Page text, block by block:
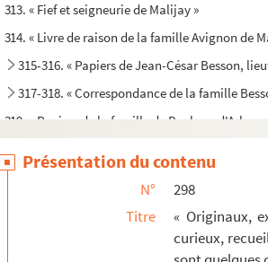
313. « Fief et seigneurie de Malijay »
314. « Livre de raison de la famille Avignon de
315-316. « Papiers de Jean-César Besson,
317-318. « Correspondance de la famille
319. « Papiers de la famille de Boche », d'Arles,
321. Livre de raison de la famille Constantin,
323. « Papiers laissés par Pierre Faucher,
Présentation du contenu
N°
298
Titre
« Originaux,
curieux,